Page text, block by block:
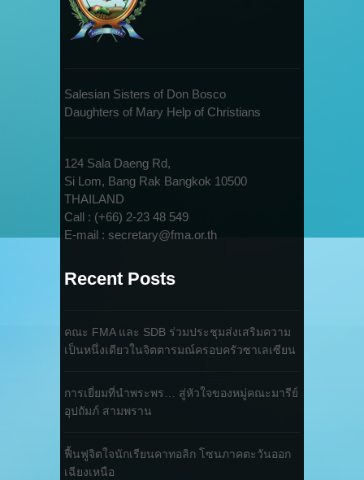
Salesian Sisters of Don Bosco
Daughters of Mary Help of Christians
124 Sala Daeng Rd,
Si Lom, Bang Rak Bangkok 10500
THAILAND
Call : (+66) 2-23 48 549
E-mail : secretary@fma.or.th
Recent Posts
คณะ FMA และ SDB ร่วมประชุมส่งเสริมความ
เป็นหนึ่งเดียวในจิตตารมณ์ครอบครัวซาเลเซียน
การเยี่ยมที่นำพระพร… สู่หัวใจของหมู่คณะมารีย์
อุปถัมภ์ สามพราน
ฟื้นฟูจิตใจนักเรียนคาทอลิก โซนภาคตะวันออก
เฉียงเหนือ